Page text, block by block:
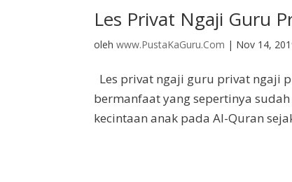
Les Privat Ngaji Guru
olehwww.PustaKaGuru.Com | Nov 14,
Les privat ngaji guru privat ngaji
bermanfaat yang sepertinya
kecintaan anak pada Al-Quran